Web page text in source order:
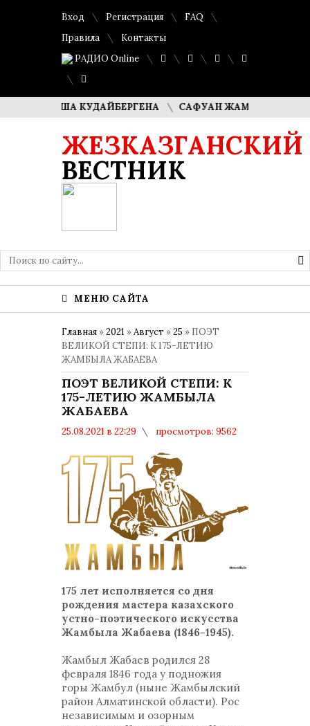
Вход Регистрация
FAQ
Правила
Контакты
РАДИО Online
ДИМАША КУДАЙБЕРГЕНА САФУАН ЖАМПЕИСОВ: «МЫ
ЖЕЗКАЗГАНСКИЙ
ВЕСТНИК
МЕНЮ САЙТА
Главная »2021 »Август »25 » ПОЭТ
ВЕЛИКОЙ СТЕПИ: К 175-ЛЕТИЮ
ЖАМБЫЛА ЖАБАЕВА
ПОЭТ ВЕЛИКОЙ СТЕПИ: К
175-ЛЕТИЮ ЖАМБЫЛА
ЖАБАЕВА
25.08.2021 в 22:29
просмотров: 9562
175-летие ЖАМБЫЛА ЖАБАЕВА
175 лет исполняется со дня
рождения мастера казахского
устно-поэтического искусства
Жамбыла Жабаева (1846-1945).
Жамбыл Жабаев родился 28
февраля 1846 года у подножия
горы Жамбул (ныне Жамбылский
район Алматинской области). Рос
независимым и озорным